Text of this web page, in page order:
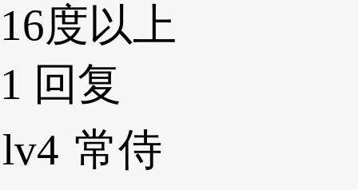
16度以上
1 回复
lv4 常侍